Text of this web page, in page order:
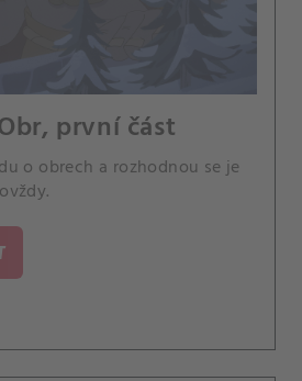
první část
o obrech a rozhodnou se je